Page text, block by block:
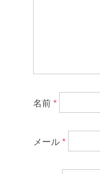
名前 *
メール *